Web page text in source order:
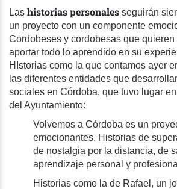
Las historias personales seguirán
un proyecto con un componente
Cordobeses y cordobesas que
aportar todo lo aprendido en su
HIstorias como la que contamos ayer
las diferentes entidades que
sociales en Córdoba, que tuvo lugar
del Ayuntamiento:
Volvemos a Córdoba es un
emocionantes. Historias de
de nostalgia por la distancia, de
aprendizaje personal y
Historias como la de Rafael, un